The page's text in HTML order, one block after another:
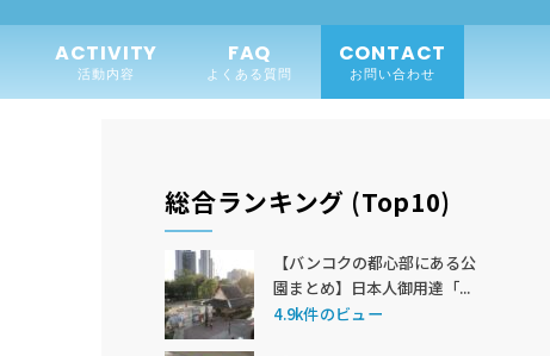
ACTIVITY
活動内容
FAQ
よくある質問
CONTACT
お問い合わせ
総合ランキング (Top10)
【バンコクの都心部にある公
園まとめ】日本人御用達「...
4.9k件のビュー